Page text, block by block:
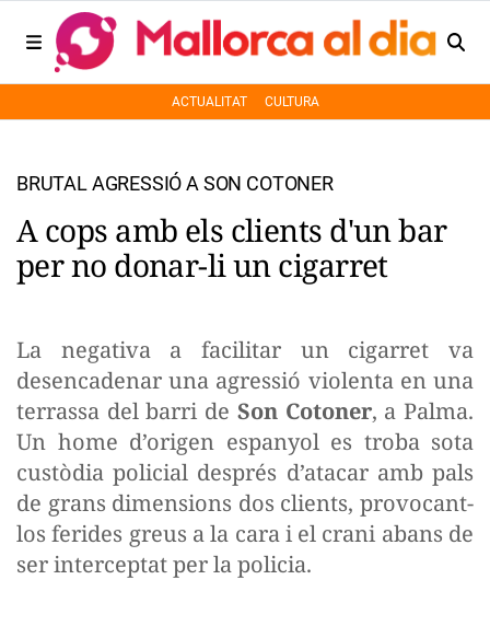
ACTUALITAT CULTURA
BRUTAL AGRESSIÓ A SON COTONER
A cops amb els clients d'un bar
per no donar-li un cigarret
La negativa a facilitar un cigarret va
desencadenar una agressió violenta en una
terrassa del barri de Son Cotoner, a Palma.
Un home d’origen espanyol es troba sota
custòdia policial després d’atacar amb pals
de grans dimensions dos clients, provocant-
los ferides greus a la cara i el crani abans de
ser interceptat per la policia.